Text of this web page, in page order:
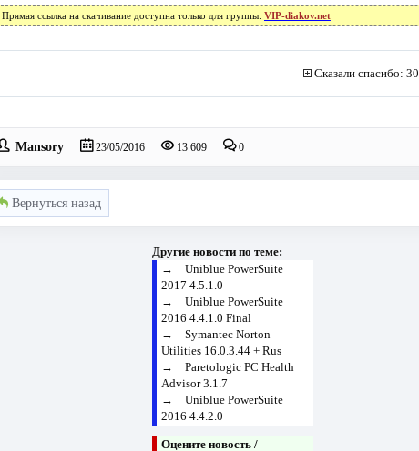
Прямая ссылка на скачивание доступна только для группы: VIP-diakov.net
Сказали спасибо: 30
Mansory 23/05/2016 13 609 0
Вернуться назад
Другие новости по теме:
→ Uniblue PowerSuite
2017 4.5.1.0
→ Uniblue PowerSuite
2016 4.4.1.0 Final
→ Symantec Norton
Utilities 16.0.3.44 + Rus
→ Paretologic PC Health
Advisor 3.1.7
→ Uniblue PowerSuite
2016 4.4.2.0
Оцените новость /